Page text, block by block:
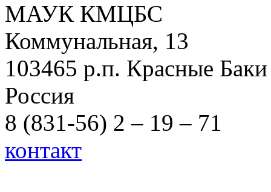
МАУК КМЦБС
Коммунальная, 13
103465 р.п. Красные Баки
Россия
8 (831-56) 2 – 19 – 71
контакт